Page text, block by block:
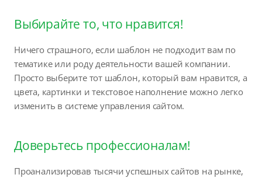
Выбирайте то, что нравится!
Ничего страшного, если шаблон не подходит вам по
тематике или роду деятельности вашей компании.
Просто выберите тот шаблон, который вам нравится, а
цвета, картинки и текстовое наполнение можно легко
изменить в системе управления сайтом.
Доверьтесь профессионалам!
Проанализировав тысячи успешных сайтов на рынке,